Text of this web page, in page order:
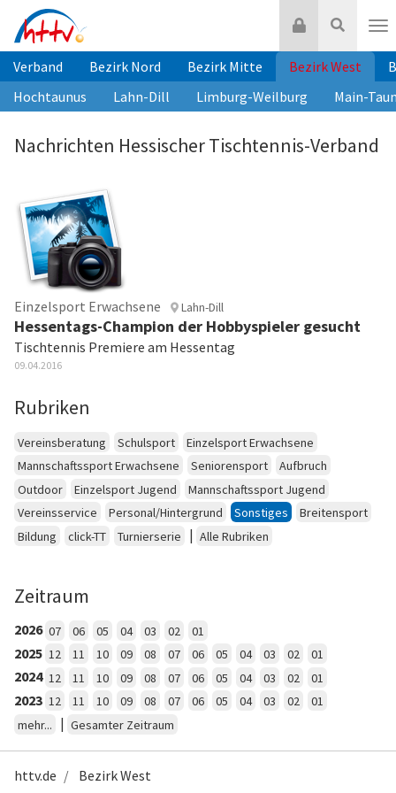
Inhalt
springen
Suche
Login
Verband Bezirk Nord Bezirk Mitte Bezirk West
Hochtaunus
Lahn-Dill Limburg-Weilburg Main-
Nachrichten Hessischer Tischtennis-Verband
Einzelsport Erwachsene Lahn-Dill
Hessentags-Champion der Hobbyspieler gesucht
Tischtennis Premiere am Hessentag
09.04.2016
Rubriken
Vereinsberatung Schulsport
Einzelsport Erwachsene
Mannschaftssport Erwachsene
Seniorensport
Aufbruch
Outdoor
Einzelsport Jugend
Mannschaftssport Jugend
Vereinsservice
Personal/Hintergrund Sonstiges
Breitensport
Bildung
click-TT Turnierserie | Alle Rubriken
Zeitraum
2026 07 06 05 04 03 02 01
2025 12 11 10 09 08 07 06 05 04 03 02 01
2024 12 11 10 09 08 07 06 05 04 03 02 01
2023 12 11 10 09 08 07 06 05 04 03 02
01
mehr...
| Gesamter Zeitraum
httv.de Bezirk West